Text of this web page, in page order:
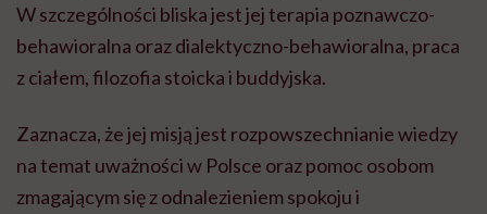
W szczególności bliska jest jej terapia poznawczo-
behawioralna oraz dialektyczno-behawioralna, praca
z ciałem, filozofia stoicka i buddyjska.
Zaznacza, że jej misją jest rozpowszechnianie wiedzy
na temat uważności w Polsce oraz pomoc osobom
zmagającym się z odnalezieniem spokoju i